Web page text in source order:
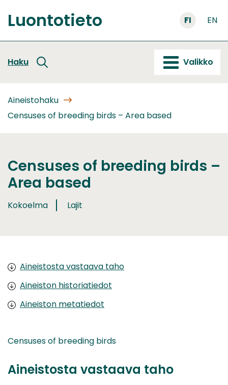
sisältöön
Etusivu
Luontotieto FI EN
Haku Valikko
Aineistohaku
Censuses of breeding birds – Area based
Censuses of breeding birds –
Area based
Kokoelma Lajit
Aineistosta vastaava taho
Aineiston historiatiedot
Aineiston metatiedot
Censuses of breeding birds
Aineistosta vastaava taho